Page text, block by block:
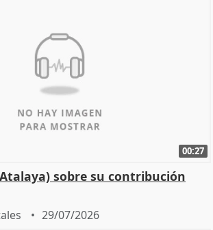
00:27
sobre su contribución
29/07/2026